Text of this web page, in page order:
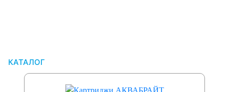
КАТАЛОГ